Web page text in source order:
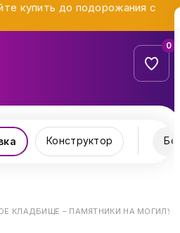
купить до подорожания с
0
Конструктор
КЛАДБИЩЕ – ПАМЯТНИКИ НА МОГИЛУ